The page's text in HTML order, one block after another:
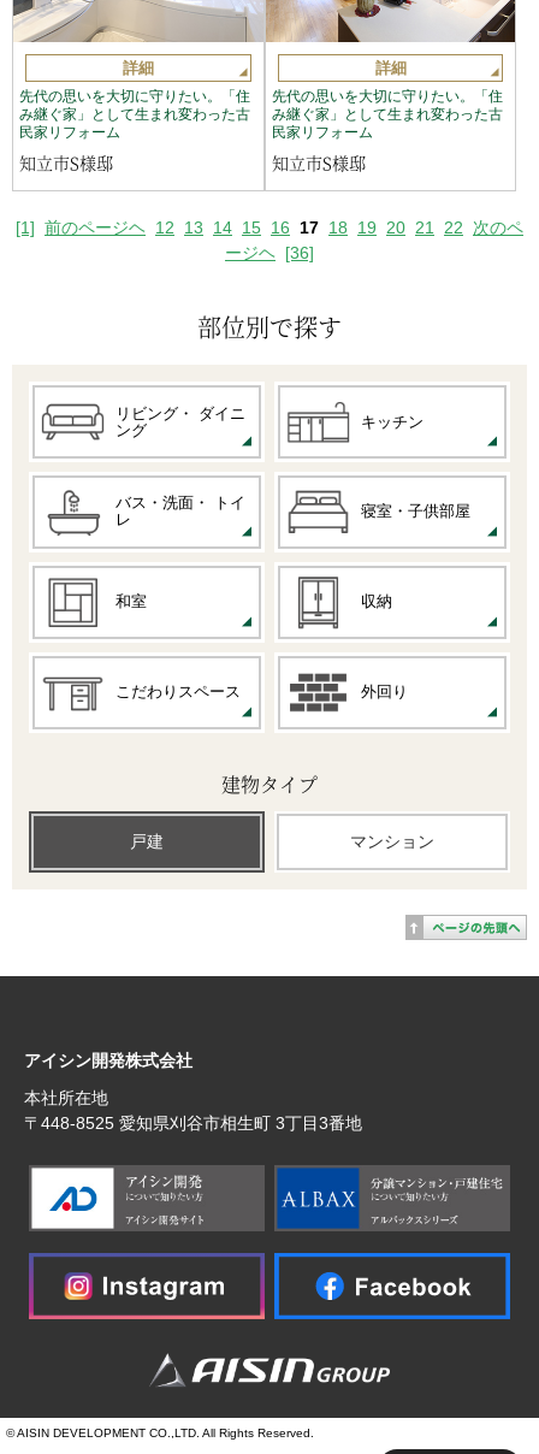
部位別で探す
リビング・
ダイニ
ング
キッチン
バス・洗面・
トイ
レ
寝室・子供部屋
和室 収納
こだわりスペース 外回り
建物タイプ
戸建 マンション
詳細
先代の思いを大切に守りたい。「住
み継ぐ家」として生まれ変わった古
民家リフォーム
知立市S様邸
詳細
先代の思いを大切に守りたい。「住
み継ぐ家」として生まれ変わった古
民家リフォーム
知立市S様邸
[1] 前のページヘ 12 13 14 15 16 17 18 19 20 21 22
次のペ
ージヘ [36]
アイシン開発株式会社
本社所在地
〒448‐8525 愛知県刈谷市相生町 3丁目3番地
© AISIN DEVELOPMENT CO.,LTD. All Rights Reserved.